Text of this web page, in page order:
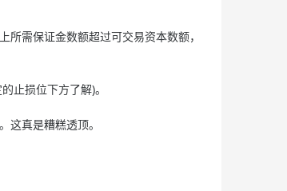
需保证金数额超过可交易资本数额，
止损位下方了解)。
真是糟糕透顶。